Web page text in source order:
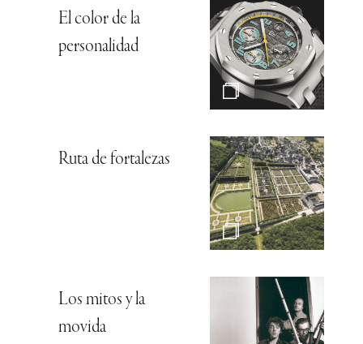
El color de la
personalidad
Ruta de fortalezas
Los mitos y la
movida